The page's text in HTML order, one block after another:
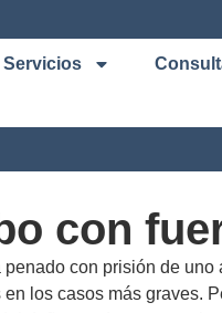
Servicios
con
con prisión de uno
los casos más graves.